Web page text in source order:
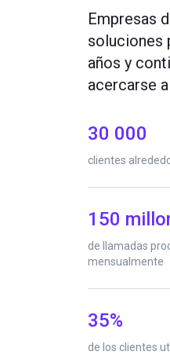
Empresas
soluciones
años y
acercarse
30 000
clientes
150
de llamadas
mensualmente
35%
de los clientes